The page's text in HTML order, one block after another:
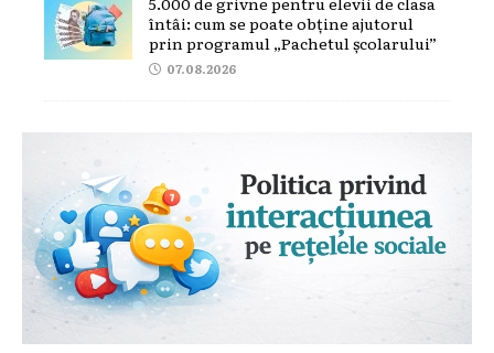
întâi: cum se poate obține ajutorul
prin programul „Pachetul școlarului”
07.08.2026